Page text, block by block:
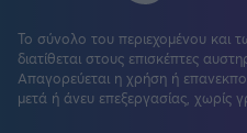
Το σύνολο του περιεχομένου και
διατίθεται στους επισκέπτες
Απαγορεύεται η χρήση ή
μετά ή άνευ επεξεργασίας, χωρίς